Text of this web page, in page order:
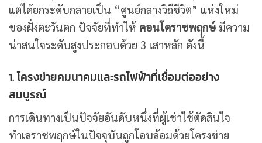
แต่ได้ยกระดับกลายเป็น “ศูนย์กลางวิถีชีวิต” แห่งใหม่
ของฝั่งตะวันตก ปัจจัยที่ทำให้ คอนโดราชพฤกษ์มีความ
น่าสนใจระดับสูงประกอบด้วย 3 เสาหลัก ดังนี้
1. โครงข่ายคมนาคมและรถไฟฟ้าที่เชื่อมต่ออย่าง
สมบูรณ์
การเดินทางเป็นปัจจัยอันดับหนึ่งที่ผู้เช่าใช้ตัดสินใจ
ทำเลราชพฤกษ์ในปัจจุบันถูกโอบล้อมด้วยโครงข่าย